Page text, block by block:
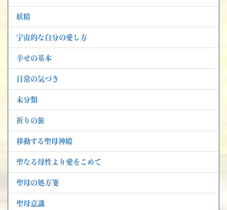
妖精
宇宙的な自分の愛し方
幸せの基本
日常の気づき
未分類
祈りの旅
移動する聖母神殿
聖なる母性より愛をこめて
聖母の処方箋
聖母意識